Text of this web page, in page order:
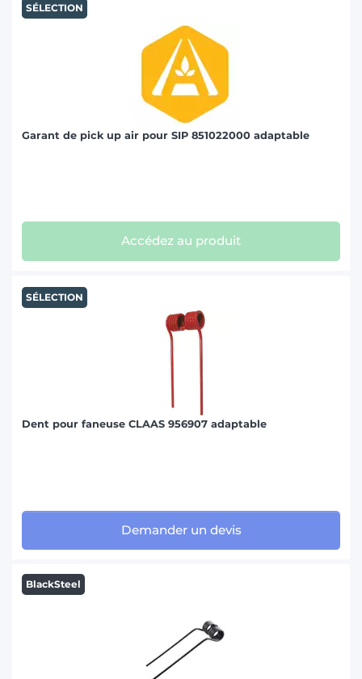
SÉLECTION
Garant de pick up air pour SIP 851022000 adaptable
Accédez au produit
SÉLECTION
Dent pour faneuse CLAAS 956907 adaptable
Demander un devis
BlackSteel